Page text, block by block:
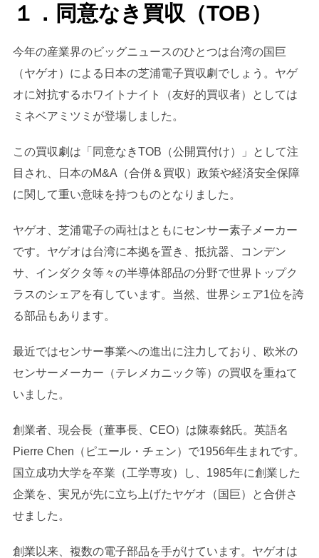
１．同意なき買収（TOB）
今年の産業界のビッグニュースのひとつは台湾の国巨
（ヤゲオ）による日本の芝浦電子買収劇でしょう。ヤゲ
オに対抗するホワイトナイト（友好的買収者）としては
ミネベアミツミが登場しました。
この買収劇は「同意なきTOB（公開買付け）」として注
目され、日本のM&A（合併＆買収）政策や経済安全保障
に関して重い意味を持つものとなりました。
ヤゲオ、芝浦電子の両社はともにセンサー素子メーカー
です。ヤゲオは台湾に本拠を置き、抵抗器、コンデン
サ、インダクタ等々の半導体部品の分野で世界トップク
ラスのシェアを有しています。当然、世界シェア1位を誇
る部品もあります。
最近ではセンサー事業への進出に注力しており、欧米の
センサーメーカー（テレメカニック等）の買収を重ねて
いました。
創業者、現会長（董事長、CEO）は陳泰銘氏。英語名
Pierre Chen（ピエール・チェン）で1956年生まれです。
国立成功大学を卒業（工学専攻）し、1985年に創業した
企業を、実兄が先に立ち上げたヤゲオ（国巨）と合併さ
せました。
創業以来、複数の電子部品を手がけています。ヤゲオは